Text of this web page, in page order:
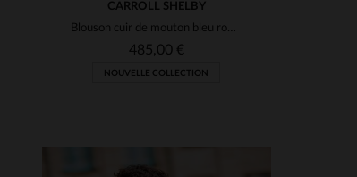
CARROLL SHELBY
Blouson cuir de mouton bleu royal, style racing Shelby Cobra, léger.
485,00 €
NOUVELLE COLLECTION